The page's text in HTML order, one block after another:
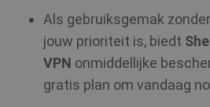
Als gebruiksgemak
jouw prioriteit is, biedt
VPN onmiddellijke
gratis plan om vandaag